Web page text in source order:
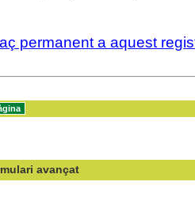
permanent a aquest
avançat